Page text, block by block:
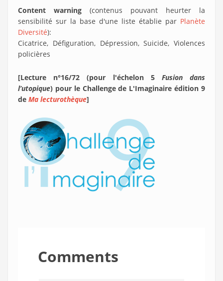
Content warning (contenus pouvant heurter la
sensibilité sur la base d'une liste établie par Planète
Diversité):
Cicatrice, Défiguration, Dépression, Suicide, Violences
policières
[Lecture n°16/72 (pour l'échelon 5 Fusion dans
l’utopique) pour le Challenge de L'Imaginaire édition 9
de Ma lecturothèque]
Comments